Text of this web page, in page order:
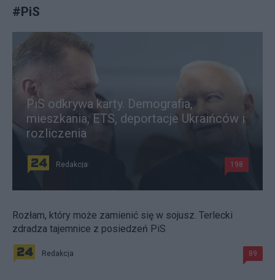
#PiS
PiS odkrywa karty. Demografia,
mieszkania, ETS, deportacje Ukraińców i
rozliczenia
Redakcja 198
Rozłam, który może zamienić się w sojusz. Terlecki
zdradza tajemnice z posiedzeń PiS
Redakcja 89